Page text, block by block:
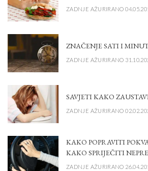
ZADNJE AŽURIRANO
ZNAČENJE SATI I
ZADNJE AŽURIRANO
SAVJETI KAKO
ZADNJE AŽURIRANO
KAKO POPRAVITI
KAKO SPRIJEČITI
ZADNJE AŽURIRANO